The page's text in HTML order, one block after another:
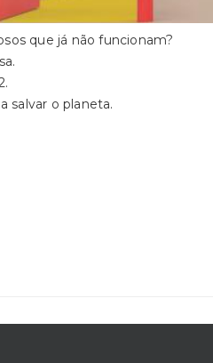
que já não funcionam?
salvar o planeta.